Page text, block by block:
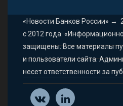
«Новости Банков России» →
с 2012 года.
защищены. Все материалы
и пользователи сайта.
несет ответственности за